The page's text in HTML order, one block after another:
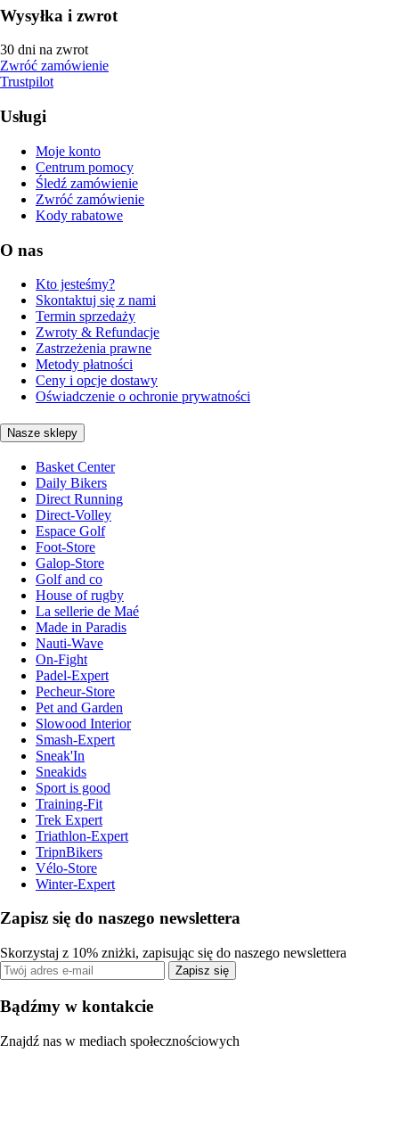
Wysyłka i zwrot
30 dni na zwrot
Zwróć zamówienie
Trustpilot
Usługi
Moje konto
Centrum pomocy
Śledź zamówienie
Zwróć zamówienie
Kody rabatowe
O nas
Kto jesteśmy?
Skontaktuj się z nami
Termin sprzedaży
Zwroty & Refundacje
Zastrzeżenia prawne
Metody płatności
Ceny i opcje dostawy
Oświadczenie o ochronie prywatności
Nasze sklepy
Basket Center
Daily Bikers
Direct Running
Direct-Volley
Espace Golf
Foot-Store
Galop-Store
Golf and co
House of rugby
La sellerie de Maé
Made in Paradis
Nauti-Wave
On-Fight
Padel-Expert
Pecheur-Store
Pet and Garden
Slowood Interior
Smash-Expert
Sneak'In
Sneakids
Sport is good
Training-Fit
Trek Expert
Triathlon-Expert
TripnBikers
Vélo-Store
Winter-Expert
Zapisz się do naszego newslettera
Skorzystaj z 10% zniżki, zapisując się do naszego newslettera
Zapisz się
Bądźmy w kontakcie
Znajdź nas w mediach społecznościowych